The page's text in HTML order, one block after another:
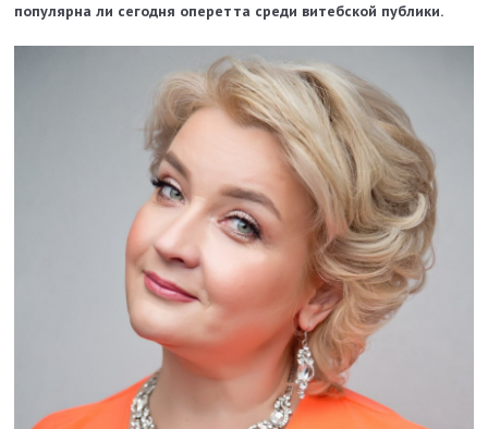
популярна ли сегодня оперетта среди витебской публики.